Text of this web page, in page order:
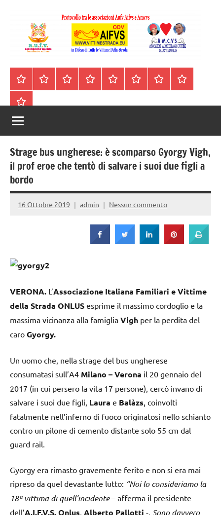
contenuto
A.I.F.V.S.
–
Associazione
Italiana
Familiari
e
Vittime
della
difesa
di
tutte
vittime
della
strada
HomepageSegnalazioni
Nord
Centro
Sud
ContattiIncidenti
Il
Archivio
Strage bus ungherese: è scomparso Gyorgy Vigh,
il prof eroe che tentò di salvare i suoi due figli a
bordo
16 Ottobre 2019 admin Nessun commento
VERONA. L’Associazione Italiana Familiari e Vittime
della Strada ONLUS esprime il massimo cordoglio e la
massima vicinanza alla famiglia Vigh per la perdita del
caro Gyorgy.
Un uomo che, nella strage del bus ungherese
consumatasi sull’A4 Milano – Verona il 20 gennaio del
2017 (in cui persero la vita 17 persone), cercò invano di
salvare i suoi due figli, Laura e Balàzs, coinvolti
fatalmente nell’inferno di fuoco originatosi nello schianto
contro un pilone di cemento distante solo 55 cm dal
guard rail.
Gyorgy era rimasto gravemente ferito e non si era mai
ripreso da quel devastante lutto: “Noi lo consideriamo la
18ª vittima di quell’incidente– afferma il presidente
dell’A.I.F.V.S. Onlus, Alberto Pallotti -. Sono davvero